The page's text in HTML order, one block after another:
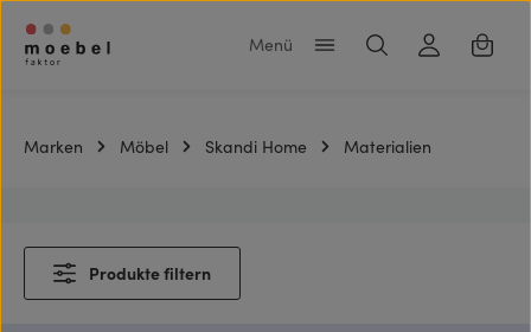
Zum Hauptinhalt springen
Marken Möbel Skandi Home Materialien
Produkte filtern